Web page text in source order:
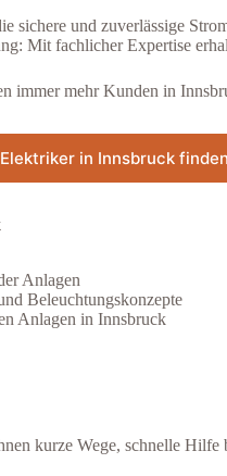
sichere und zuverlässige
Mit fachlicher Expertise
immer mehr Kunden in
Elektriker in Innsbruck finden
Anlagen
Beleuchtungskonzepte
Anlagen in Innsbruck
kurze Wege, schnelle